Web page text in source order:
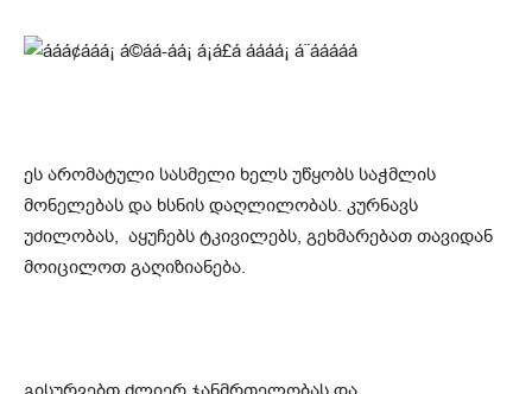
ეს არომატული სასმელი ხელს უწყობს საჭმლის
მონელებას და ხსნის დაღლილობას. კურნავს
უძილობას, აყუჩებს ტკივილებს, გეხმარებათ თავიდან
მოიცილოთ გაღიზიანება.